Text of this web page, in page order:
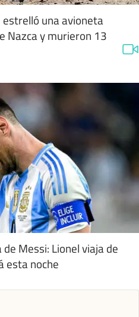
estrelló una avioneta
Nazca y murieron 13
Messi: Lionel viaja de
esta noche